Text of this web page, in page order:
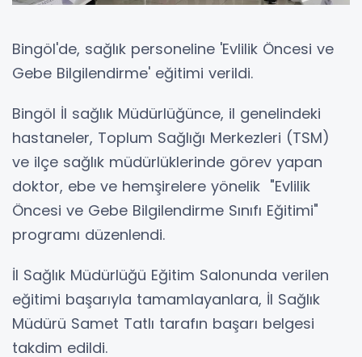
Bingöl'de, sağlık personeline 'Evlilik Öncesi ve
Gebe Bilgilendirme' eğitimi verildi.
Bingöl İl sağlık Müdürlüğünce, il genelindeki
hastaneler, Toplum Sağlığı Merkezleri (TSM)
ve ilçe sağlık müdürlüklerinde görev yapan
doktor, ebe ve hemşirelere yönelik "Evlilik
Öncesi ve Gebe Bilgilendirme Sınıfı Eğitimi"
programı düzenlendi.
İl Sağlık Müdürlüğü Eğitim Salonunda verilen
eğitimi başarıyla tamamlayanlara, İl Sağlık
Müdürü Samet Tatlı tarafın başarı belgesi
takdim edildi.